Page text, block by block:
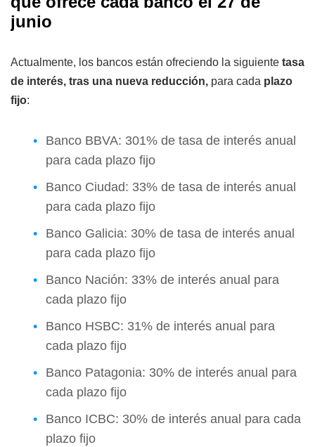
junio
Actualmente, los bancos están ofreciendo la siguiente tasa
de interés, tras una nueva reducción, para cada plazo
fijo:
Banco BBVA: 301% de tasa de interés anual
para cada plazo fijo
Banco Ciudad: 33% de tasa de interés anual
para cada plazo fijo
Banco Galicia: 30% de tasa de interés anual
para cada plazo fijo
Banco Nación: 33% de interés anual para
cada plazo fijo
Banco HSBC: 31% de interés anual para
cada plazo fijo
Banco Patagonia: 30% de interés anual para
cada plazo fijo
Banco ICBC: 30% de interés anual para cada
plazo fijo